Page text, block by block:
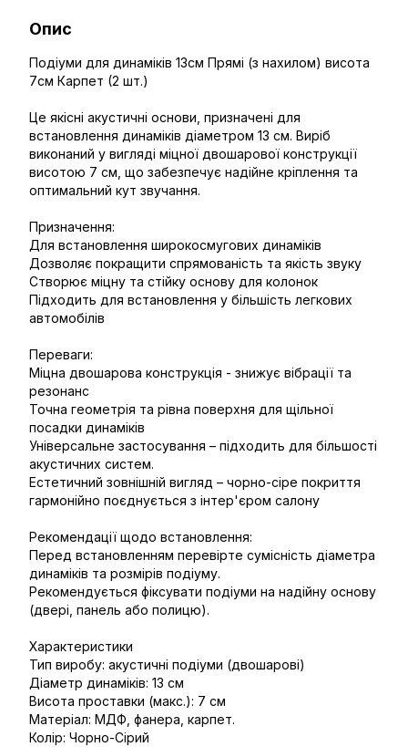
Опис
Подіуми для динаміків 13см Прямі (з нахилом) висота
7см Карпет (2 шт.)
Це якісні акустичні основи, призначені для
встановлення динаміків діаметром 13 см. Виріб
виконаний у вигляді міцної двошарової конструкції
висотою 7 см, що забезпечує надійне кріплення та
оптимальний кут звучання.
Призначення:
Для встановлення широкосмугових динаміків
Дозволяє покращити спрямованість та якість звуку
Створює міцну та стійку основу для колонок
Підходить для встановлення у більшість легкових
автомобілів
Переваги:
Міцна двошарова конструкція - знижує вібрації та
резонанс
Точна геометрія та рівна поверхня для щільної
посадки динаміків
Універсальне застосування – підходить для більшості
акустичних систем.
Естетичний зовнішній вигляд – чорно-сіре покриття
гармонійно поєднується з інтер'єром салону
Рекомендації щодо встановлення:
Перед встановленням перевірте сумісність діаметра
динаміків та розмірів подіуму.
Рекомендується фіксувати подіуми на надійну основу
(двері, панель або полицю).
Характеристики
Тип виробу: акустичні подіуми (двошарові)
Діаметр динаміків: 13 см
Висота проставки (макс.): 7 см
Матеріал: МДФ, фанера, карпет.
Колір: Чорно-Сірий